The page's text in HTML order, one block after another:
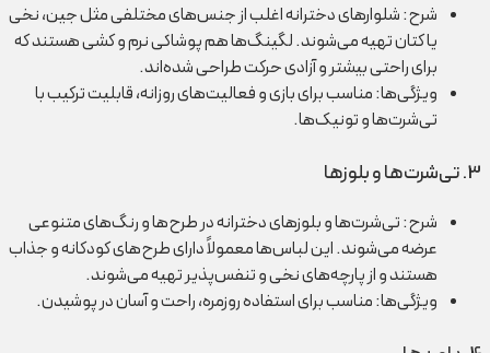
شرح: شلوارهای دخترانه اغلب از جنس‌های مختلفی مثل جین، نخی
یا کتان تهیه می‌شوند. لگینگ‌ها هم پوشاکی نرم و کشی هستند که
برای راحتی بیشتر و آزادی حرکت طراحی شده‌اند.
ویژگی‌ها: مناسب برای بازی و فعالیت‌های روزانه، قابلیت ترکیب با
تی‌شرت‌ها و تونیک‌ها.
3. تی‌شرت‌ها و بلوزها
شرح: تی‌شرت‌ها و بلوزهای دخترانه در طرح‌ها و رنگ‌های متنوعی
عرضه می‌شوند. این لباس‌ها معمولاً دارای طرح‌های کودکانه و جذاب
هستند و از پارچه‌های نخی و تنفس‌پذیر تهیه می‌شوند.
ویژگی‌ها: مناسب برای استفاده روزمره، راحت و آسان در پوشیدن.